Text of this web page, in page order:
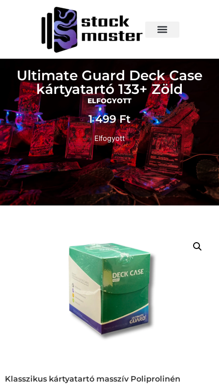
Ultimate Guard Deck Case
kártyatartó 133+ Zöld
ELFOGYOTT
1 499Ft
Elfogyott
Klasszikus kártyatartó masszív Poliprolinén